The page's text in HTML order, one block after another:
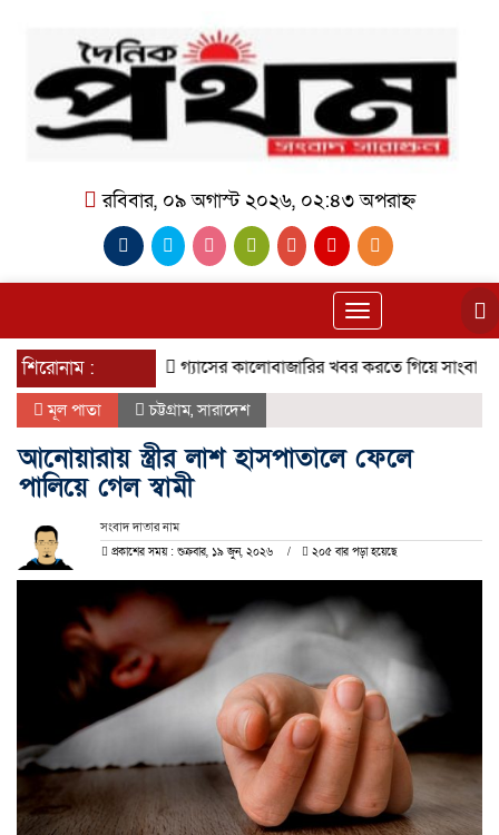
রবিবার, ০৯ অগাস্ট ২০২৬, ০২:৪৩ অপরাহ্ন
Toggle
navigation
শিরোনাম : গ্যাসের কালোবাজারির খবর করতে গিয়ে সাংবাদিককে
মূল পাতা চট্টগ্রাম,সারাদেশ
আনোয়ারায় স্ত্রীর লাশ হাসপাতালে ফেলে
পালিয়ে গেল স্বামী
সংবাদ দাতার নাম
প্রকাশের সময় : শুক্রবার, ১৯ জুন, ২০২৬ ২০৫ বার পড়া হয়েছে